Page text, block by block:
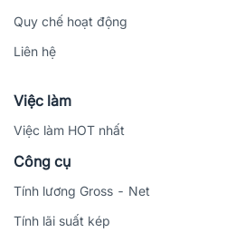
Quy chế hoạt động
Liên hệ
Việc làm
Việc làm HOT nhất
Công cụ
Tính lương Gross - Net
Tính lãi suất kép